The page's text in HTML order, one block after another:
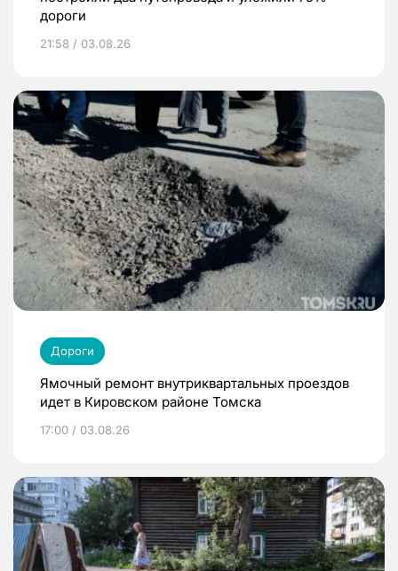
дороги
21:58 / 03.08.26
Дороги
Ямочный ремонт внутриквартальных проездов
идет в Кировском районе Томска
17:00 / 03.08.26